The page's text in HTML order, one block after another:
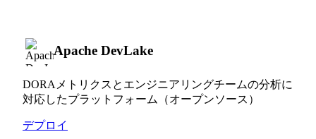
Apache DevLake
DORAメトリクスとエンジニアリングチームの分析に
対応したプラットフォーム（オープンソース）
デプロイ